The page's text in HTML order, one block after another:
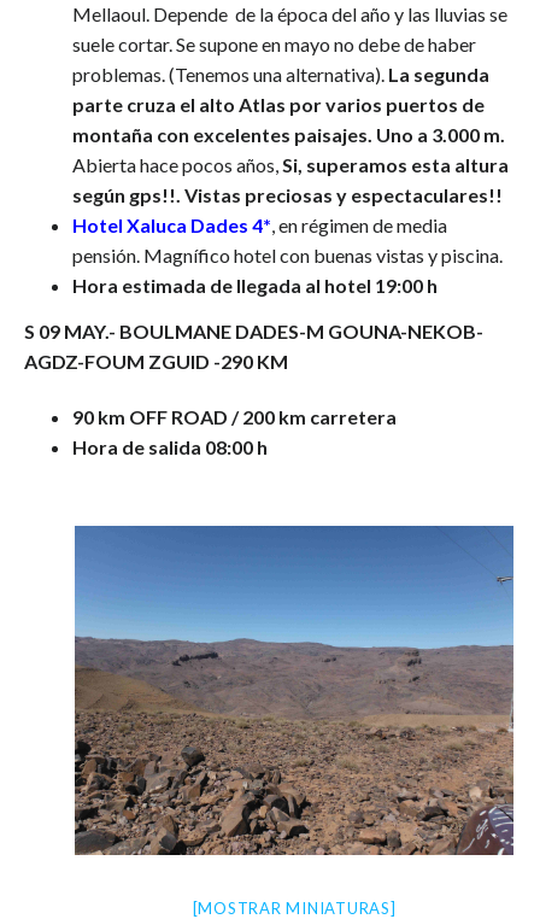
Mellaoul. Depende de la época del año y las lluvias se
suele cortar. Se supone en mayo no debe de haber
problemas. (Tenemos una alternativa). La segunda
parte cruza el alto Atlas por varios puertos de
montaña con excelentes paisajes. Uno a 3.000 m.
Abierta hace pocos años,Si, superamos esta altura
según gps!!. Vistas preciosas y espectaculares!!
Hotel Xaluca Dades 4*, en régimen de media
pensión. Magnífico hotel con buenas vistas y piscina.
Hora estimada de llegada al hotel 19:00 h
S 09 MAY.- BOULMANE DADES-M GOUNA-NEKOB-
AGDZ-FOUM ZGUID -290 KM
90 km OFF ROAD / 200 km carretera
Hora de salida 08:00 h
[MOSTRAR MINIATURAS]